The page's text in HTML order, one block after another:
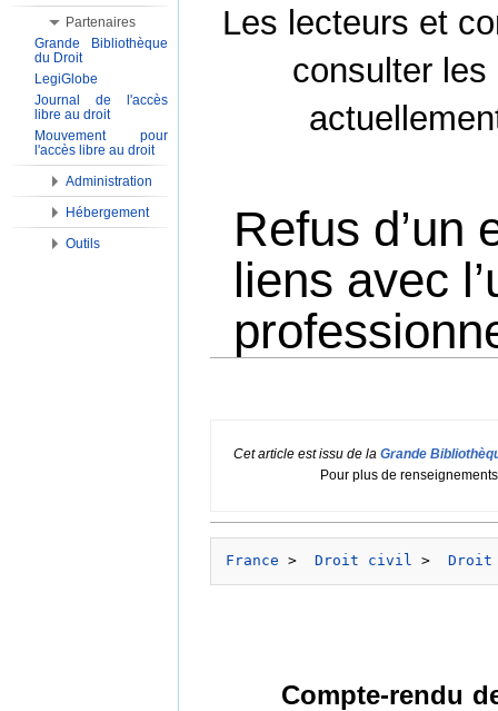
Les lecteurs et
consulter les
Refus d’un
liens avec
Cet article est issu de la Grande
Pour plus de
France > Droit civil > Droit
Compte-rendu
Partenaires
Grande Bibliothèque
du Droit
LegiGlobe
Journal de l'accès
libre au droit
Mouvement pour
l'accès libre au droit
Administration
Hébergement
Outils